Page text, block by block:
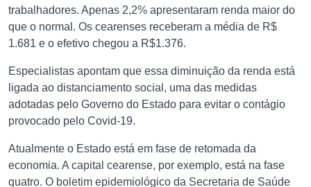
trabalhadores. Apenas 2,2% apresentaram renda maior do
que o normal. Os cearenses receberam a média de R$
1.681 e o efetivo chegou a R$1.376.
Especialistas apontam que essa diminuição da renda está
ligada ao distanciamento social, uma das medidas
adotadas pelo Governo do Estado para evitar o contágio
provocado pelo Covid-19.
Atualmente o Estado está em fase de retomada da
economia. A capital cearense, por exemplo, está na fase
quatro. O boletim epidemiológico da Secretaria de Saúde